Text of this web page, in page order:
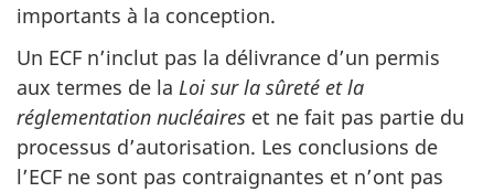
importants à la conception.
Un ECF n’inclut pas la délivrance d’un permis
aux termes de la Loi sur la sûreté et la
réglementation nucléaires et ne fait pas partie du
processus d’autorisation. Les conclusions de
l’ECF ne sont pas contraignantes et n’ont pas